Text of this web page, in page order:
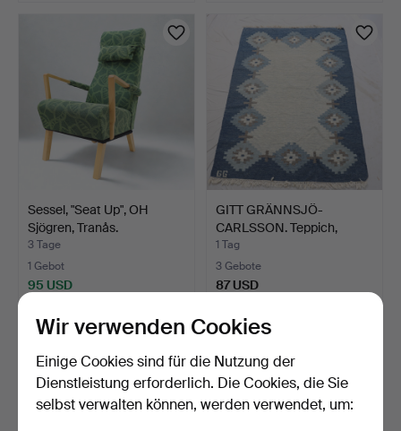
Sessel, "Seat Up", OH
Sjögren, Tranås.
3 Tage
1 Gebot
95 USD
GITT GRÄNNSJÖ-
CARLSSON. Teppich,
Röllakan,…
1 Tag
3 Gebote
87 USD
Wir verwenden Cookies
Einige Cookies sind für die Nutzung der
Dienstleistung erforderlich. Die Cookies, die Sie
selbst verwalten können, werden verwendet, um: